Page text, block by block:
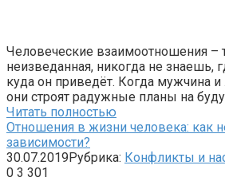
Человеческие взаимоотношения –
неизведанная, никогда не знаешь,
куда он приведёт. Когда мужчина
они строят радужные планы на
Читать полностью
Отношения в жизни человека: как
зависимости?
30.07.2019Рубрика: Конфликты и
0 3 301